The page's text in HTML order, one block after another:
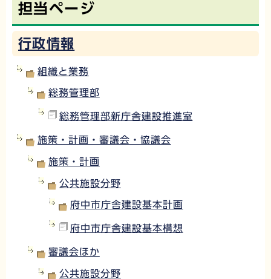
担当ページ
行政情報
組織と業務
総務管理部
総務管理部新庁舎建設推進室
施策・計画・審議会・協議会
施策・計画
公共施設分野
府中市庁舎建設基本計画
府中市庁舎建設基本構想
審議会ほか
公共施設分野